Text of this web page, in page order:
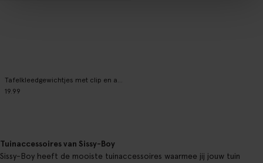
Tafelkleedgewichtjes met clip en aardbei
19.99
Tuinaccessoires van Sissy-Boy
Sissy-Boy heeft de mooiste tuinaccessoires waarmee jij jouw tuin